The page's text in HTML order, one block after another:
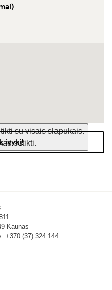
su visais slapukais.
sutikti.
įvykį!
Kaunas
+370 (37) 324 144